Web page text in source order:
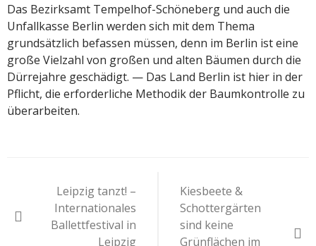
Das Bezirksamt Tempelhof-Schöneberg und auch die
Unfallkasse Berlin werden sich mit dem Thema
grundsätzlich befassen müssen, denn im Berlin ist eine
große Vielzahl von großen und alten Bäumen durch die
Dürrejahre geschädigt. — Das Land Berlin ist hier in der
Pflicht, die erforderliche Methodik der Baumkontrolle zu
überarbeiten.
Leipzig tanzt! –
Internationales
Ballettfestival in
Leipzig
Kiesbeete &
Schottergärten
sind keine
Grünflächen im